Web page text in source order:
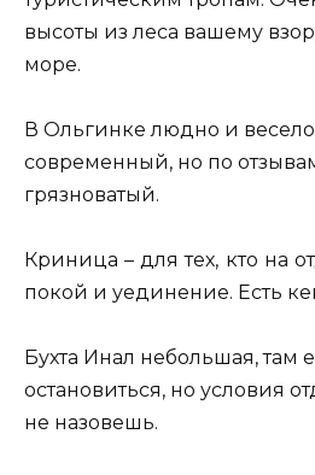
высоты из леса вашему
море.
В Ольгинке людно и
современный, но по
грязноватый.
Криница – для тех, кто на
покой и уединение. Есть
Бухта Инал небольшая, там
остановиться, но условия
не назовешь.